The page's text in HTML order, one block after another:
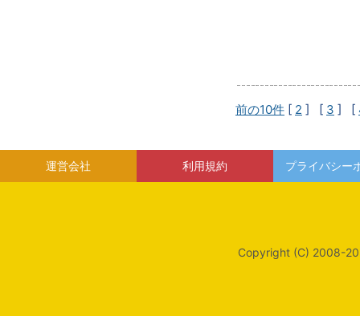
前の10件 [ 2 ] [ 3 ] [
運営会社 利用規約 プライバシー
Copyright (C) 2008-